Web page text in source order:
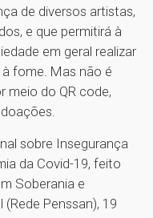
de diversos artistas,
e que permitirá à
em geral realizar
fome. Mas não é
meio do QR code,
sobre Insegurança
da Covid-19, feito
Soberania e
Penssan), 19